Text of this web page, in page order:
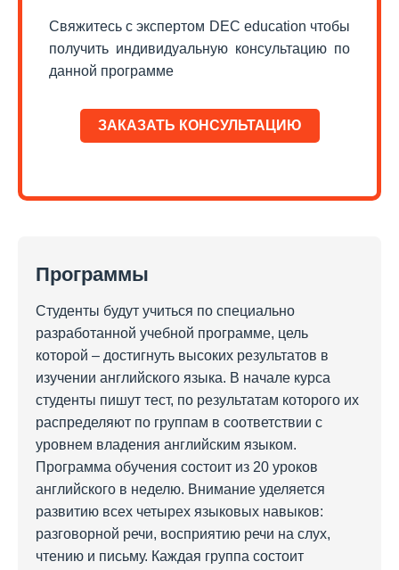
Свяжитесь с экспертом DEC education чтобы
получить индивидуальную консультацию по
данной программе
ЗАКАЗАТЬ КОНСУЛЬТАЦИЮ
Программы
Студенты будут учиться по специально
разработанной учебной программе, цель
которой – достигнуть высоких результатов в
изучении английского языка. В начале курса
студенты пишут тест, по результатам которого их
распределяют по группам в соответствии с
уровнем владения английским языком.
Программа обучения состоит из 20 уроков
английского в неделю. Внимание уделяется
развитию всех четырех языковых навыков:
разговорной речи, восприятию речи на слух,
чтению и письму. Каждая группа состоит